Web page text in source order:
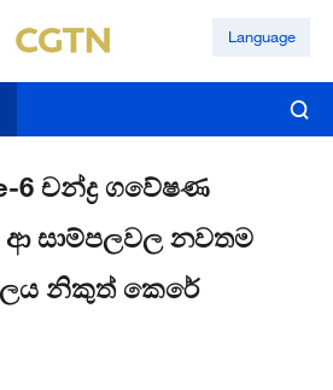
Language
6 චන්ද්‍ර ගවේෂණ
සාම්පලවල නවතම
නිකුත් කෙරේ